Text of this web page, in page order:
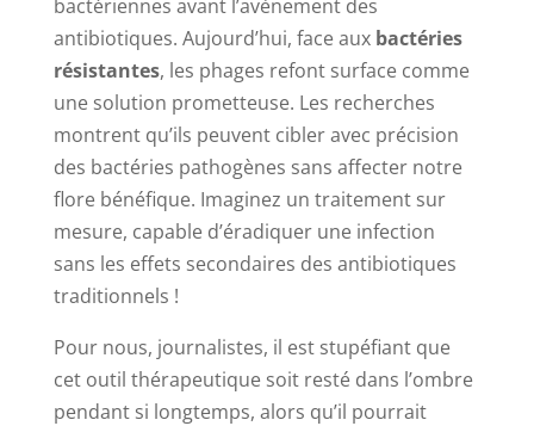
bactériennes avant l’avènement des
antibiotiques. Aujourd’hui, face aux bactéries
résistantes, les phages refont surface comme
une solution prometteuse. Les recherches
montrent qu’ils peuvent cibler avec précision
des bactéries pathogènes sans affecter notre
flore bénéfique. Imaginez un traitement sur
mesure, capable d’éradiquer une infection
sans les effets secondaires des antibiotiques
traditionnels !
Pour nous, journalistes, il est stupéfiant que
cet outil thérapeutique soit resté dans l’ombre
pendant si longtemps, alors qu’il pourrait